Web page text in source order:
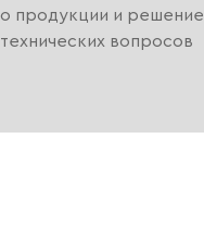
о продукции и решение
технических вопросов